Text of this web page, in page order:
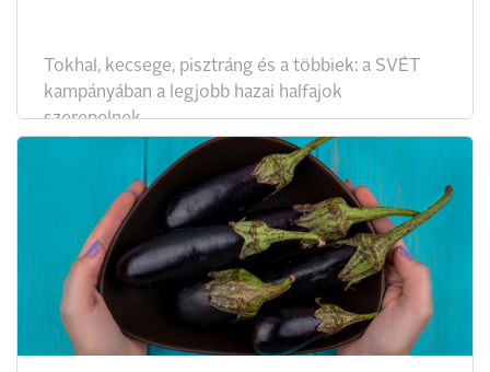
Tokhal, kecsege, pisztráng és a többiek: a SVÉT
kampányában a legjobb hazai halfajok
szerepelnek.